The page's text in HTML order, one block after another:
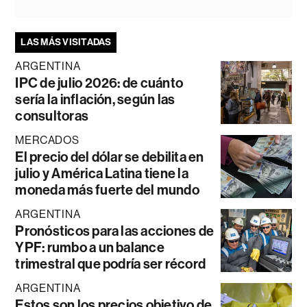
LAS MÁS VISITADAS
ARGENTINA
IPC de julio 2026: de cuánto
sería la inflación, según las
consultoras
MERCADOS
El precio del dólar se debilita en
julio y América Latina tiene la
moneda más fuerte del mundo
ARGENTINA
Pronósticos para las acciones de
YPF: rumbo a un balance
trimestral que podría ser récord
ARGENTINA